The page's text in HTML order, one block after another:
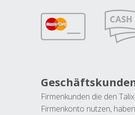
Firmenkunden die den
Firmenkonto nutzen,